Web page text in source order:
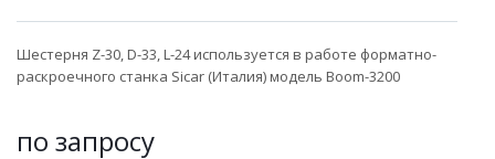
Шестерня Z-30, D-33, L-24 используется в работе форматно-
раскроечного станка Sicar (Италия) модель Вoom-3200
по запросу